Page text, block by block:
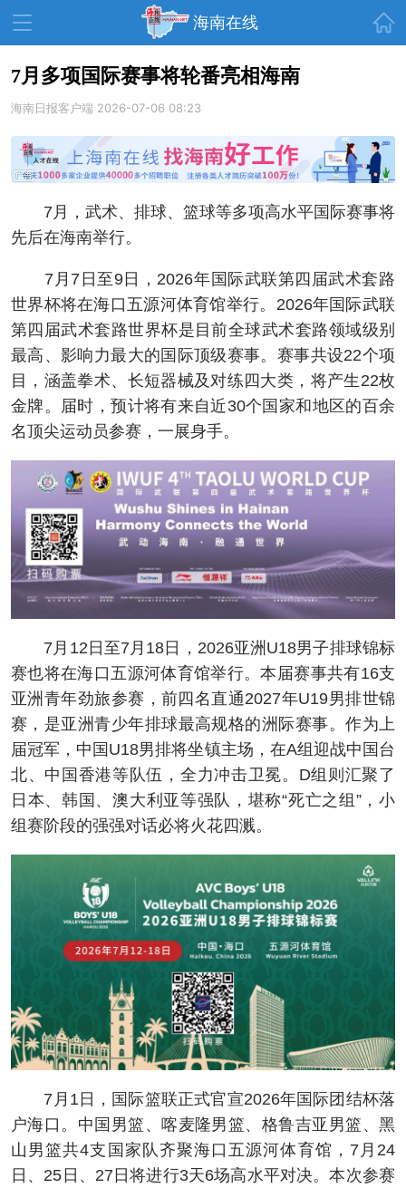
海南在线
资讯中心 热点 旅游
文体 财经
教育 健康 房产
家装 交通 美食
展会 走读海南 周末去哪儿
人才在线 天涯企服
7月多项国际赛事将轮番亮相海南
海南日报客户端 2026-07-06 08:23
7月，武术、排球、篮球等多项高水平国际赛事将
先后在海南举行。
7月7日至9日，2026年国际武联第四届武术套路
世界杯将在海口五源河体育馆举行。2026年国际武联
第四届武术套路世界杯是目前全球武术套路领域级别
最高、影响力最大的国际顶级赛事。赛事共设22个项
目，涵盖拳术、长短器械及对练四大类，将产生22枚
金牌。届时，预计将有来自近30个国家和地区的百余
名顶尖运动员参赛，一展身手。
7月12日至7月18日，2026亚洲U18男子排球锦标
赛也将在海口五源河体育馆举行。本届赛事共有16支
亚洲青年劲旅参赛，前四名直通2027年U19男排世锦
赛，是亚洲青少年排球最高规格的洲际赛事。作为上
届冠军，中国U18男排将坐镇主场，在A组迎战中国台
北、中国香港等队伍，全力冲击卫冕。D组则汇聚了
日本、韩国、澳大利亚等强队，堪称“死亡之组”，小
组赛阶段的强强对话必将火花四溅。
7月1日，国际篮联正式官宣2026年国际团结杯落
户海口。中国男篮、喀麦隆男篮、格鲁吉亚男篮、黑
山男篮共4支国家队齐聚海口五源河体育馆，7月24
日、25日、27日将进行3天6场高水平对决。本次参赛